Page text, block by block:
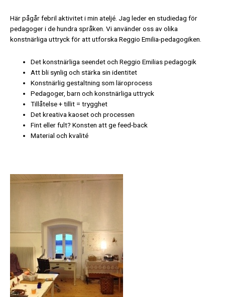
Här pågår febril aktivitet i min ateljé. Jag leder en studiedag för
pedagoger i de hundra språken. Vi använder oss av olika
konstnärliga uttryck för att utforska Reggio Emilia-pedagogiken.
Det konstnärliga seendet och Reggio Emilias pedagogik
Att bli synlig och stärka sin identitet
Konstnärlig gestaltning som läroprocess
Pedagoger, barn och konstnärliga uttryck
Tillåtelse + tillit = trygghet
Det kreativa kaoset och processen
Fint eller fult? Konsten att ge feed-back
Material och kvalité